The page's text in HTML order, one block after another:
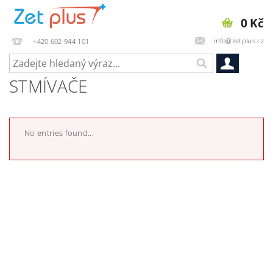
+420 602 944 101 info@zetplus.cz
0 Kč
STMÍVAČE
No entries found...